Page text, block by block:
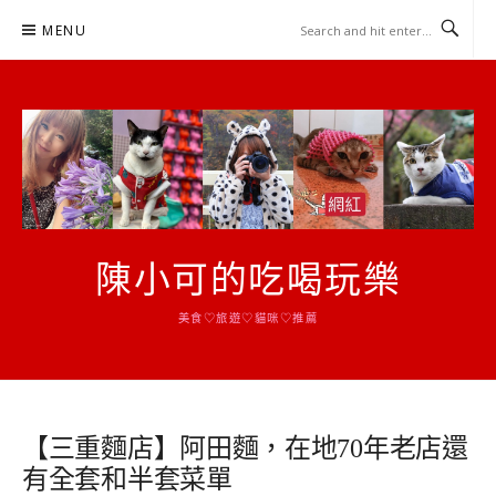
MENU
陳小可的吃喝玩樂
美食♡旅遊♡貓咪♡推薦
【三重麵店】阿田麵，在地70年老店還
有全套和半套菜單